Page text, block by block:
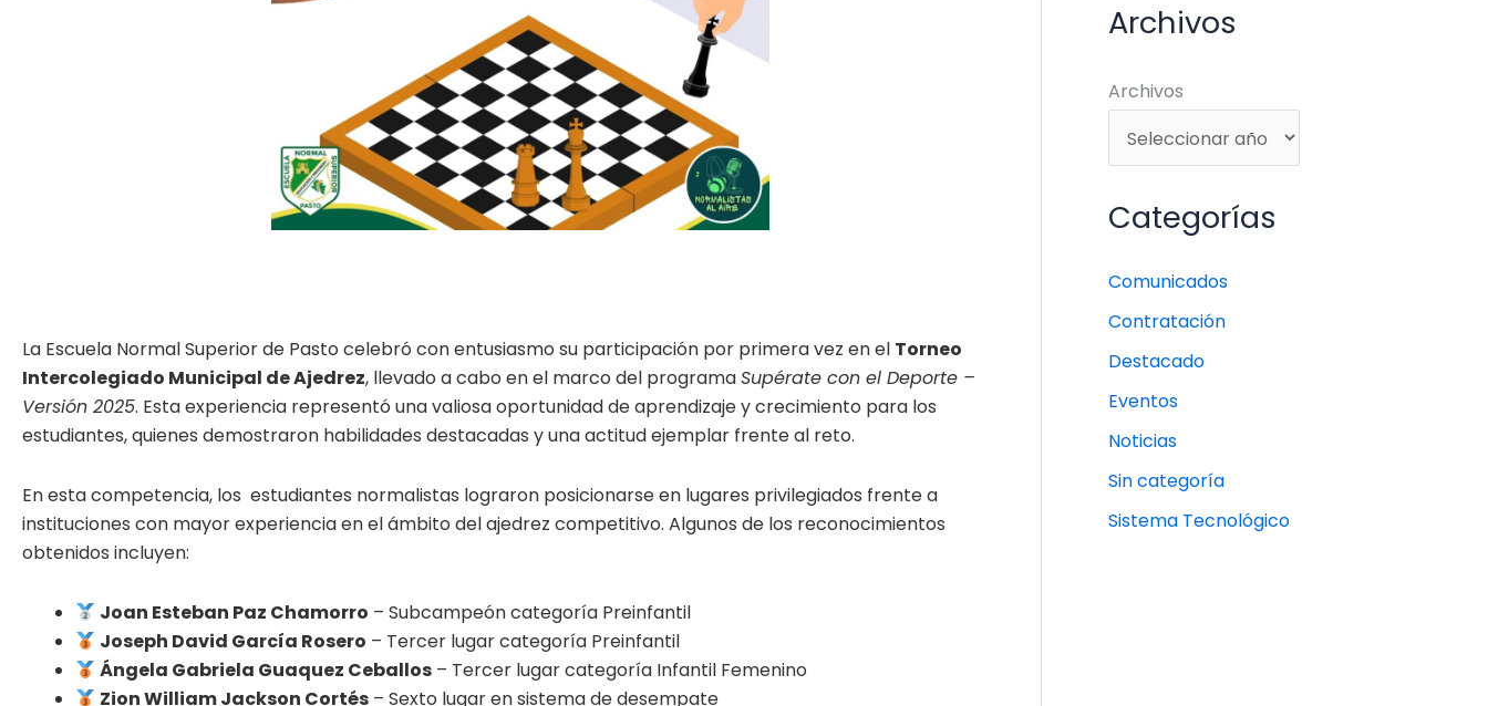
La Escuela Normal Superior de Pasto celebró con entusiasmo su participación por primera vez en el Torneo
Intercolegiado Municipal de Ajedrez, llevado a cabo en el marco del programaSupérate con el Deporte –
Versión 2025. Esta experiencia representó una valiosa oportunidad de aprendizaje y crecimiento para los
estudiantes, quienes demostraron habilidades destacadas y una actitud ejemplar frente al reto.
En esta competencia, los estudiantes normalistas lograron posicionarse en lugares privilegiados frente a
instituciones con mayor experiencia en el ámbito del ajedrez competitivo. Algunos de los reconocimientos
obtenidos incluyen:
Joan Esteban Paz Chamorro – Subcampeón categoría Preinfantil
Joseph David García Rosero – Tercer lugar categoría Preinfantil
Ángela Gabriela Guaquez Ceballos – Tercer lugar categoría Infantil Femenino
Zion William Jackson Cortés – Sexto lugar en sistema de desempate
Archivos
Archivos
Categorías
Comunicados
Contratación
Destacado
Eventos
Noticias
Sin categoría
Sistema Tecnológico